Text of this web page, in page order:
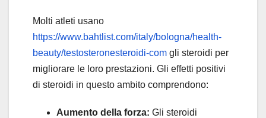
Molti atleti usano
https://www.bahtlist.com/italy/bologna/health-
beauty/testosteronesteroidi-com gli steroidi per
migliorare le loro prestazioni. Gli effetti positivi
di steroidi in questo ambito comprendono:
Aumento della forza: Gli steroidi